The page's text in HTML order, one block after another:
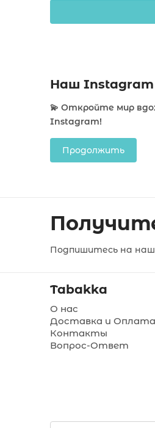
Наш Instagram
💫 Откройте мир
Instagram!
Продолжить
Подпишитесь на
Tabakka
О нас
Доставка и Оплата
Контакты
Вопрос-Ответ